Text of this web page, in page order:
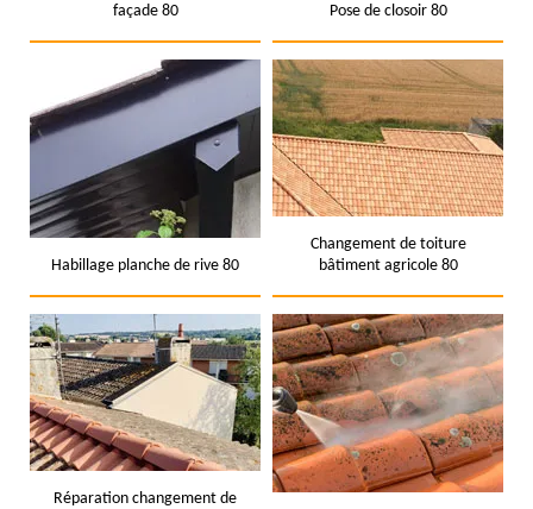
façade 80
Pose de closoir 80
Habillage planche de rive 80
Changement de toiture
bâtiment agricole 80
Réparation changement de